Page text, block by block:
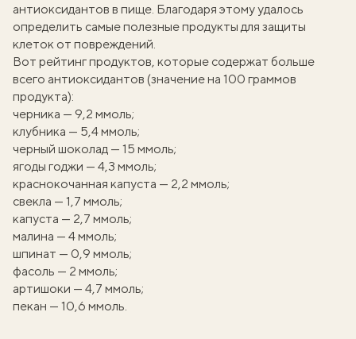
антиоксидантов в пище. Благодаря этому удалось
определить самые полезные продукты для защиты
клеток от повреждений.
Вот рейтинг продуктов, которые содержат больше
всего антиоксидантов (значение на 100 граммов
продукта):
черника — 9,2 ммоль;
клубника — 5,4 ммоль;
черный шоколад — 15 ммоль;
ягоды годжи — 4,3 ммоль;
краснокочанная капуста — 2,2 ммоль;
свекла — 1,7 ммоль;
капуста — 2,7 ммоль;
малина — 4 ммоль;
шпинат — 0,9 ммоль;
фасоль — 2 ммоль;
артишоки — 4,7 ммоль;
пекан — 10,6 ммоль.